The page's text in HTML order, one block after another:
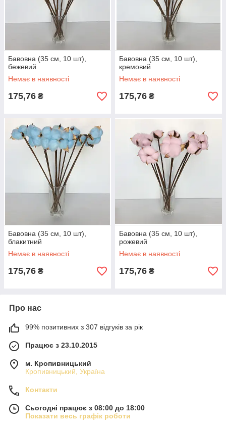
Бавовна (35 см, 10 шт),
бежевий
Немає в наявності
175,76 ₴
Бавовна (35 см, 10 шт),
кремовий
Немає в наявності
175,76 ₴
Бавовна (35 см, 10 шт),
блакитний
Немає в наявності
175,76 ₴
Бавовна (35 см, 10 шт),
рожевий
Немає в наявності
175,76 ₴
Про нас
99% позитивних з 307 відгуків за рік
Працює з 23.10.2015
м. Кропивницький
Кропивницький, Україна
Контакти
Сьогодні працює з 08:00 до 18:00
Показати весь графік роботи